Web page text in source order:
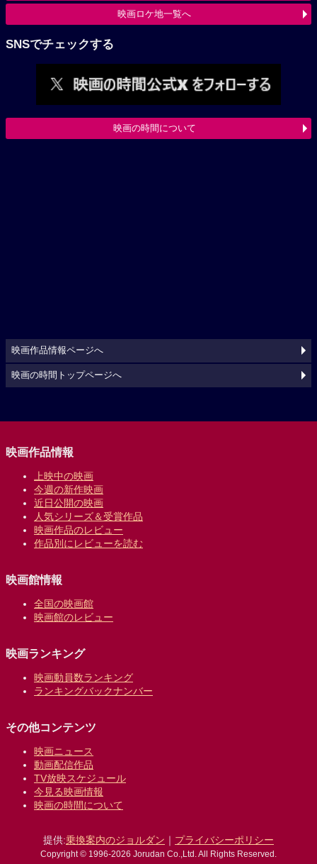
映画ロケ地一覧へ
SNSでチェックする
映画の時間について
映画作品情報ページへ
映画の時間トップページへ
映画作品情報
上映中の映画
今週の新作映画
近日公開の映画
人気シリーズ＆受賞作品
映画作品のレビュー
作品別にレビューを読む
映画館情報
全国の映画館
映画館のレビュー
映画ランキング
映画動員数ランキング
ランキングバックナンバー
その他コンテンツ
映画ニュース
動画配信作品
TV放映スケジュール
今見る映画情報
映画の時間について
提供:乗換案内のジョルダン ｜ プライバシーポリシー
Copyright © 1996-2026 Jorudan Co.,Ltd. All Rights Reserved.